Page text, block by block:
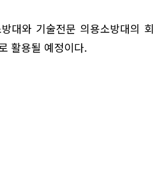
대와 기술전문 의용소방대의
활용될 예정이다.